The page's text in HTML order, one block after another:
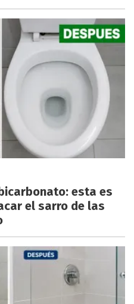
esta es
el sarro de las